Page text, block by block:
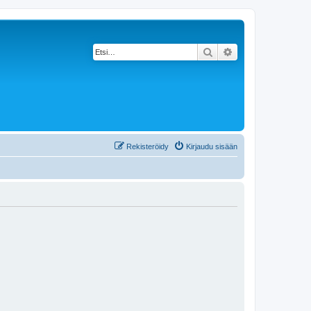
Etsi
Kirjaudu sisään
Rekisteröidy